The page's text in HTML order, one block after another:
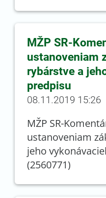
MŽP SR-
ustanoveniam
rybárstve a
predpisu
08.11.2019 15:26
MŽP SR-
ustanoveniam
jeho
(2560771)